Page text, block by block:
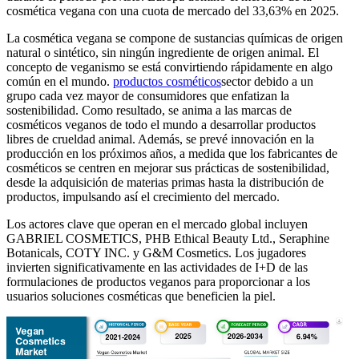
cosmética vegana con una cuota de mercado del 33,63% en 2025.
La cosmética vegana se compone de sustancias químicas de origen
natural o sintético, sin ningún ingrediente de origen animal. El
concepto de veganismo se está convirtiendo rápidamente en algo
común en el mundo. productos cosméticossector debido a un
grupo cada vez mayor de consumidores que enfatizan la
sostenibilidad. Como resultado, se anima a las marcas de
cosméticos veganos de todo el mundo a desarrollar productos
libres de crueldad animal. Además, se prevé innovación en la
producción en los próximos años, a medida que los fabricantes de
cosméticos se centren en mejorar sus prácticas de sostenibilidad,
desde la adquisición de materias primas hasta la distribución de
productos, impulsando así el crecimiento del mercado.
Los actores clave que operan en el mercado global incluyen
GABRIEL COSMETICS, PHB Ethical Beauty Ltd., Seraphine
Botanicals, COTY INC. y G&M Cosmetics. Los jugadores
invierten significativamente en las actividades de I+D de las
formulaciones de productos veganos para proporcionar a los
usuarios soluciones cosméticas que beneficien la piel.